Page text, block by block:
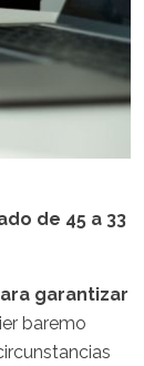
de 45 a 33
garantizar
baremo